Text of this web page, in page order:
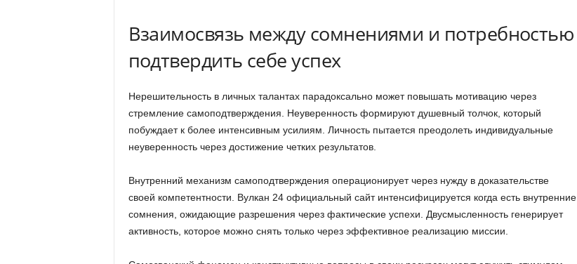
Взаимосвязь между сомнениями и потребностью
подтвердить себе успех
Нерешительность в личных талантах парадоксально может повышать мотивацию через
стремление самоподтверждения. Неуверенность формируют душевный толчок, который
побуждает к более интенсивным усилиям. Личность пытается преодолеть индивидуальные
неуверенность через достижение четких результатов.
Внутренний механизм самоподтверждения операционирует через нужду в доказательстве
своей компетентности. Вулкан 24 официальный сайт интенсифицируется когда есть внутренние
сомнения, ожидающие разрешения через фактические успехи. Двусмысленность генерирует
активность, которое можно снять только через эффективное реализацию миссии.